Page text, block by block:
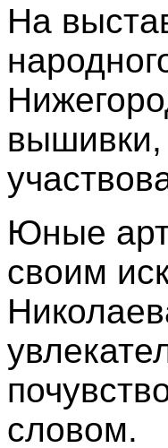
На
вышивки,
Юные
своим
словом.